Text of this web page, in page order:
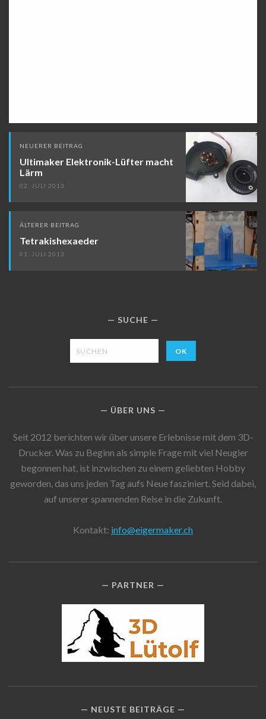
Beitragsnavigation
NEUERER BEITRAG
Ultimaker Elektronik-Lüfter macht
Lärm
02. JULI 2013
ÄLTERER BEITRAG
Tetrakishexaeder
01. JULI 2013
SUCHE
ÜBER UNS
Seit 2012 berichten wir über unsere Erlebnisse mit dem 3D-
Drucker. Was zu Beginn als simple Frage mit viel Neugier
begonnen hat, ist inzwischen zu einem geliebten Hobby
geworden, das uns jeden Tag aufs Neue fasziniert. Seid dabei,
auf unserer spannenden Reise in die Zukunft.
Kontakt: info@eigermaker.ch
PARTNER
NEUSTE BEITRÄGE